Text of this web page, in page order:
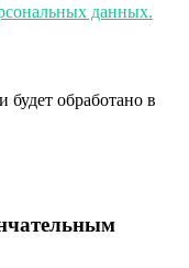
данных.
обработано в